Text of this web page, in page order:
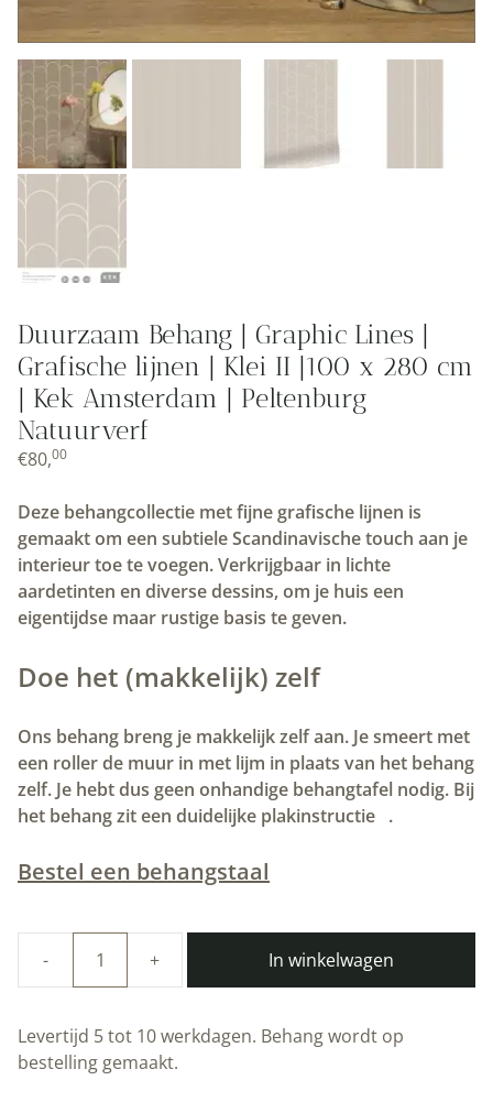
Duurzaam Behang | Graphic Lines |
Grafische lijnen | Klei II |100 x 280 cm
| Kek Amsterdam | Peltenburg
Natuurverf
€80,00
Deze behangcollectie met fijne grafische lijnen is
gemaakt om een subtiele Scandinavische touch aan je
interieur toe te voegen. Verkrijgbaar in lichte
aardetinten en diverse dessins, om je huis een
eigentijdse maar rustige basis te geven.
Doe het (makkelijk) zelf
Ons behang breng je makkelijk zelf aan. Je smeert met
een roller de muur in met lijm in plaats van het behang
zelf. Je hebt dus geen onhandige behangtafel nodig. Bij
het behang zit een duidelijke plakinstructie .
Bestel een behangstaal
Graphic
In winkelwagen
Levertijd 5 tot 10 werkdagen. Behang wordt op
bestelling gemaakt.